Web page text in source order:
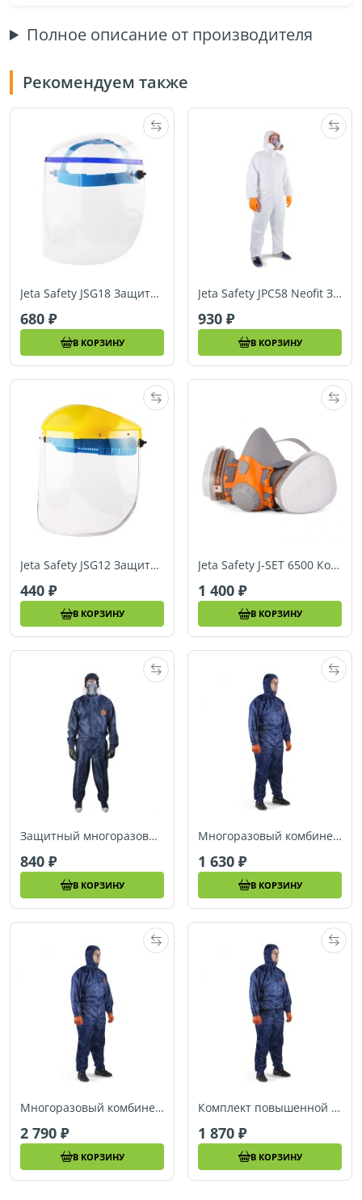
Полное описание от производителя
Рекомендуем также
Jeta Safety JSG18 Защитный щиток из прозрачного ударопрочного поликарбоната (2 мм)
680
В КОРЗИНУ
Jeta Safety JPC58 Neofit Защитный комбинезон из нетканого материала 65% полиэфир, 35% полиэтилен
930
В КОРЗИНУ
Jeta Safety JSG12 Защитный щиток из прозрачного ударопрочного поликарбоната (0,8 мм)
440
В КОРЗИНУ
Jeta Safety J-SET 6500 Комплект для защиты дыхания
1 400
В КОРЗИНУ
Защитный многоразовый комплект (куртка + брюки) малярный Jeta Safety JPC76b
840
В КОРЗИНУ
Многоразовый комбинезон повышенной плотности Jeta Safety JPC85
1 630
В КОРЗИНУ
Многоразовый комбинезон с карбоном Jeta Safety JPC105
2 790
В КОРЗИНУ
Комплект повышенной плотности (куртка+брюки) Jeta Safety JPC86
1 870
В КОРЗИНУ